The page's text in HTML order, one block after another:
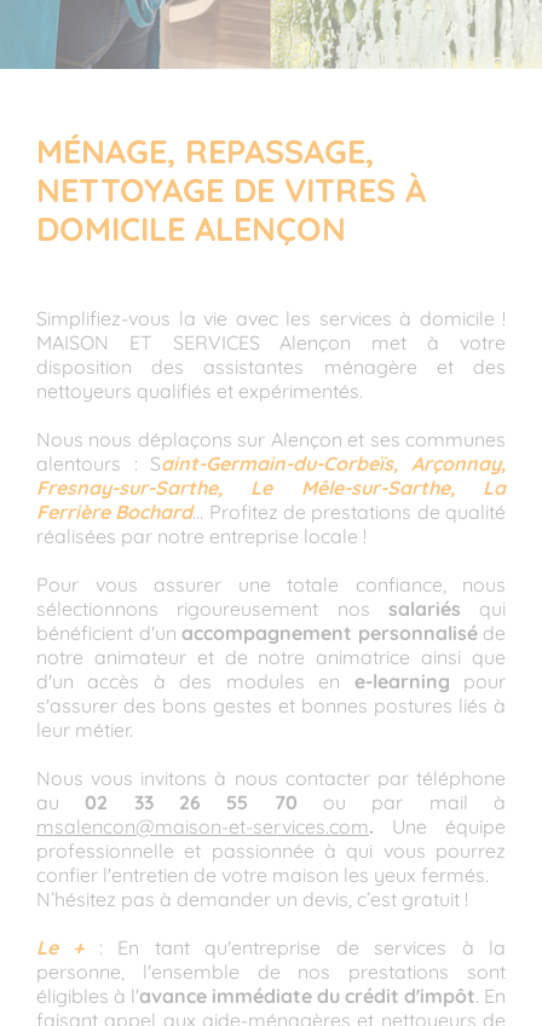
MÉNAGE, REPASSAGE,
NETTOYAGE DE VITRES À
DOMICILE ALENÇON
Simplifiez-vous la vie avec les services à domicile !
MAISON ET SERVICES Alençon met à votre
disposition des assistantes ménagère et des
nettoyeurs qualifiés et expérimentés.
Nous nous déplaçons sur Alençon et ses communes
alentours : Saint-Germain-du-Corbeïs, Arçonnay,
Fresnay-sur-Sarthe, Le Mêle-sur-Sarthe, La
Ferrière Bochard... Profitez de prestations de qualité
réalisées par notre entreprise locale !
Pour vous assurer une totale confiance, nous
sélectionnons rigoureusement nos salariés qui
bénéficient d'un accompagnement personnaliséde
notre animateur et de notre animatrice ainsi que
d'un accès à des modules en e-learning pour
s'assurer des bons gestes et bonnes postures liés à
leur métier.
Nous vous invitons à nous contacter par téléphone
au02 33 26 55 70 ou par mail à
msalencon@maison-et-services.com. Une équipe
professionnelle et passionnée à qui vous pourrez
confier l'entretien de votre maison les yeux fermés.
N’hésitez pas à demander un devis, c’est gratuit !
Le + : En tant qu'entreprise de services à la
personne, l'ensemble de nos prestations sont
éligibles à l'avance immédiate du crédit d'impôt. En
faisant appel aux aide-ménagères et nettoyeurs de